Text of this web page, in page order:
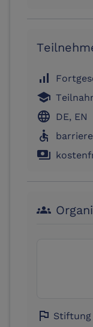
signal_cellular_alt
school
language DE, EN
accessible
payments
groups
flag Stiftung